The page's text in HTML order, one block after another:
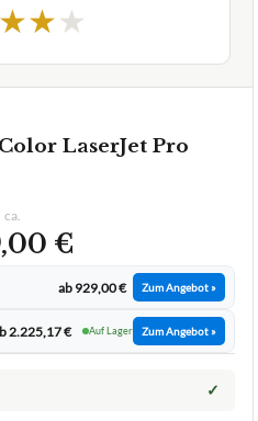
★★★
LaserJet Pro
ca.
€
ab 929,00 € Zum Angebot »
2.225,17 € Auf Lager Zum Angebot »
✓